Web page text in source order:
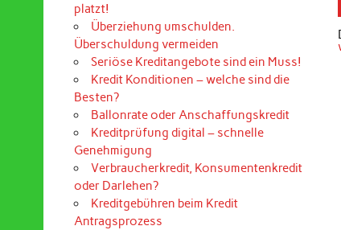
platzt!
Überziehung umschulden.
Überschuldung vermeiden
Seriöse Kreditangebote sind ein Muss!
Kredit Konditionen – welche sind die
Besten?
Ballonrate oder Anschaffungskredit
Kreditprüfung digital – schnelle
Genehmigung
Verbraucherkredit, Konsumentenkredit
oder Darlehen?
Kreditgebühren beim Kredit
Antragsprozess